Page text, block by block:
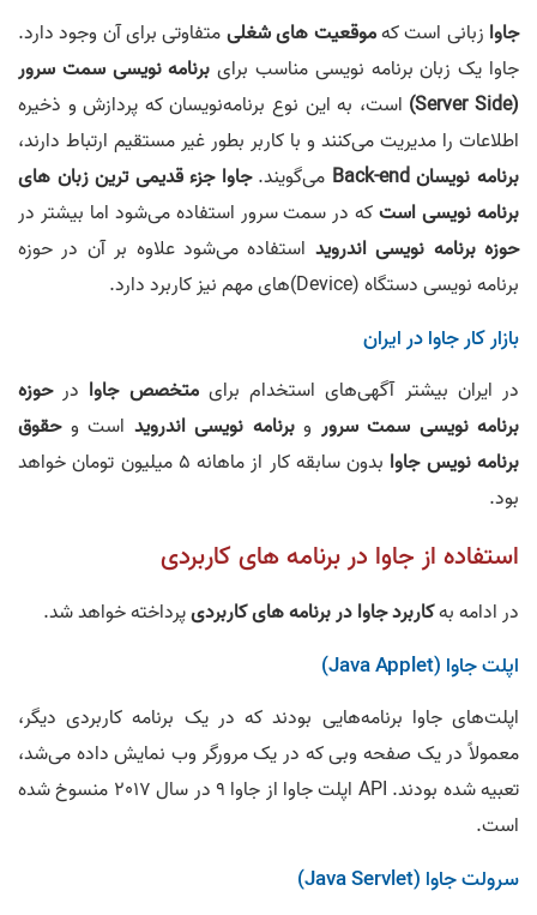
جاوا زبانی است کهموقعیت های شغلیمتفاوتی برای آن وجود دارد.
جاوا یک زبان برنامه نویسی مناسب برای برنامه نویسی سمت سرور
(Server Side)
است، به این نوع برنامه‌نویسان که پردازش و ذخیره
اطلاعات را مدیریت می‌کنند و با کاربر بطور غیر مستقیم ارتباط دارند،
برنامه نویسان Back-end
می‌گویند.جاوا جزء قدیمی ترین زبان های
برنامه نویسی استکه در سمت سرور استفاده می‌شود اما بیشتر در
حوزه برنامه نویسی اندروید استفاده می‌شود علاوه بر آن در حوزه
برنامه نویسی دستگاه ‌(Device)های مهم نیز کاربرد دارد.
بازار کار جاوا در ایران
در ایران بیشتر آگهی‌های استخدام برایمتخصص جاوا درحوزه
برنامه نویسی سمت سرور وبرنامه نویسی اندروید است وحقوق
برنامه نویس جاوا
بدون سابقه کار از ماهانه 5 میلیون تومان خواهد
بود.
استفاده از جاوا در برنامه های کاربردی
در ادامه بهکاربرد جاوا در برنامه های کاربردیپرداخته خواهد شد.
اپلت جاوا (Java Applet)
اپلت‌های جاوا برنامه‌هایی بودند که در یک برنامه‌ کاربردی دیگر،
معمولاً در یک صفحه وبی که در یک مرورگر وب نمایش داده می‌شد،
تعبیه شده بودند. API اپلت جاوا از جاوا 9 در سال 2017 منسوخ شده
است.
سرولت جاوا (Java Servlet)